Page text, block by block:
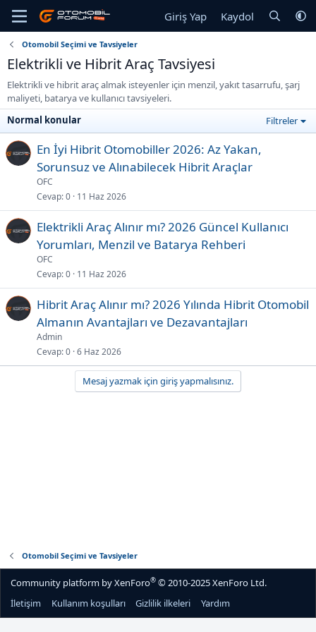
Giriş Yap Kaydol
Otomobil Seçimi ve Tavsiyeler
Elektrikli ve Hibrit Araç Tavsiyesi
Elektrikli ve hibrit araç almak isteyenler için menzil, yakıt tasarrufu, şarj
maliyeti, batarya ve kullanıcı tavsiyeleri.
Normal konular
Filtreler
En İyi Hibrit Otomobiller 2026: Az Yakan,
Sorunsuz ve Alınabilecek Hibrit Araçlar
OFC
Cevap 0 11 Haz 2026
Elektrikli Araç Alınır mı? 2026 Güncel Kullanıcı
Yorumları, Menzil ve Batarya Rehberi
OFC
Cevap 0 11 Haz 2026
Hibrit Araç Alınır mı? 2026 Yılında Hibrit Otomobil
Almanın Avantajları ve Dezavantajları
Admin
Cevap 0 6 Haz 2026
Mesaj yazmak için giriş yapmalısınız.
Otomobil Seçimi ve Tavsiyeler
Community platform by XenForo® © 2010-2025 XenForo Ltd.
İletişim
Kullanım koşulları Gizlilik ilkeleri Yardım